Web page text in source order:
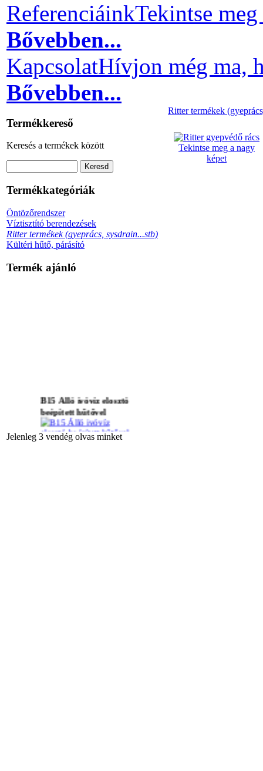
ReferenciáinkTekintse
Bővebben...
KapcsolatHívjon még ma,
Bővebben...
Termékkereső
Keresés a termékek között
Termékkategóriák
Öntözőrendszer
Víztisztító berendezések
Ritter termékek (gyeprács, sysdrain...stb)
Kültéri hűtő, párásító
Termék ajánló
B15 Álló ivóvíz elosztó
beépített hűtővel
Jelenleg 3 vendég olvas minket
Ritter termékek
Tekintse meg a nagy
képet